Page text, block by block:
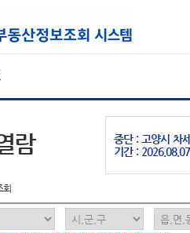
중단 : 고양시 차
기간 :
람
회